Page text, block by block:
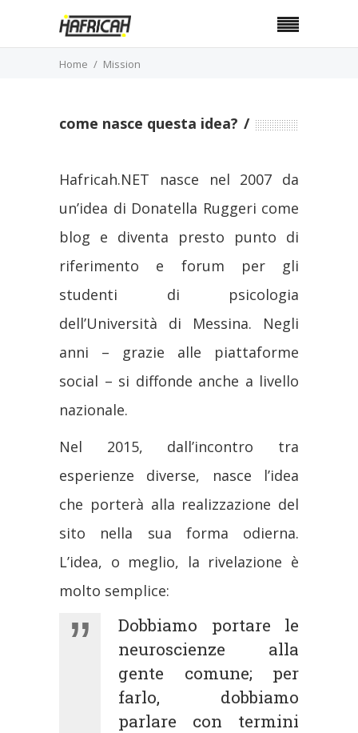
Home Mission
come nasce questa idea?
Hafricah.NET nasce nel 2007 da
un’idea di Donatella Ruggeri come
blog e diventa presto punto di
riferimento e forum per gli
studenti di psicologia
dell’Università di Messina. Negli
anni – grazie alle piattaforme
social – si diffonde anche a livello
nazionale.
Nel 2015, dall’incontro tra
esperienze diverse, nasce l’idea
che porterà alla realizzazione del
sito nella sua forma odierna.
L’idea, o meglio, la rivelazione è
molto semplice:
Dobbiamo portare le
neuroscienze alla
gente comune; per
farlo, dobbiamo
parlare con termini